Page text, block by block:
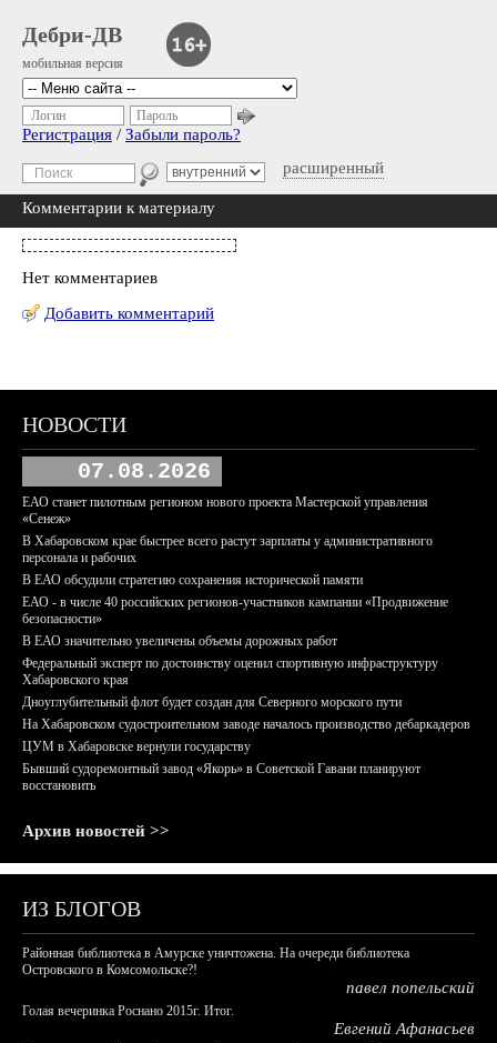
Дебри-ДВ
мобильная версия
расширенный
Логин Пароль
Регистрация / Забыли пароль?
Комментарии к материалу
Нет комментариев
Добавить комментарий
НОВОСТИ
07.08.2026
ЕАО станет пилотным регионом нового проекта Мастерской управления
«Сенеж»
В Хабаровском крае быстрее всего растут зарплаты у административного
персонала и рабочих
В ЕАО обсудили стратегию сохранения исторической памяти
ЕАО - в числе 40 российских регионов-участников кампании «Продвижение
безопасности»
В ЕАО значительно увеличены объемы дорожных работ
Федеральный эксперт по достоинству оценил спортивную инфраструктуру
Хабаровского края
Дноуглубительный флот будет создан для Северного морского пути
На Хабаровском судостроительном заводе началось производство дебаркадеров
ЦУМ в Хабаровске вернули государству
Бывший судоремонтный завод «Якорь» в Советской Гавани планируют
восстановить
Архив новостей >>
ИЗ БЛОГОВ
Районная библиотека в Амурске уничтожена. На очереди библиотека
Островского в Комсомольске?!
павел попельский
Голая вечеринка Роснано 2015г. Итог.
Евгений Афанасьев